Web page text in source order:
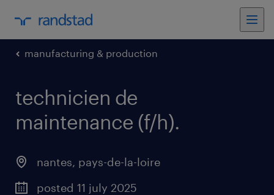
manufacturing & production
technicien de
maintenance (f/h).
nantes, pays-de-la-loire
posted 11 july 2025